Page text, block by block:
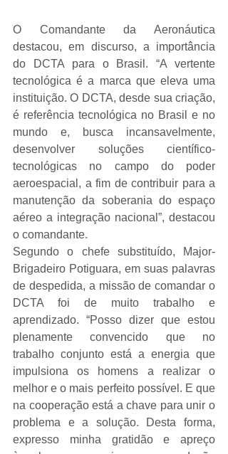
O Comandante da Aeronáutica
destacou, em discurso, a importância
do DCTA para o Brasil. “A vertente
tecnológica é a marca que eleva uma
instituição. O DCTA, desde sua criação,
é referência tecnológica no Brasil e no
mundo e, busca incansavelmente,
desenvolver soluções científico-
tecnológicas no campo do poder
aeroespacial, a fim de contribuir para a
manutenção da soberania do espaço
aéreo a integração nacional”, destacou
o comandante.
Segundo o chefe substituído, Major-
Brigadeiro Potiguara, em suas palavras
de despedida, a missão de comandar o
DCTA foi de muito trabalho e
aprendizado. “Posso dizer que estou
plenamente convencido que no
trabalho conjunto está a energia que
impulsiona os homens a realizar o
melhor e o mais perfeito possível. E que
na cooperação está a chave para unir o
problema e a solução. Desta forma,
expresso minha gratidão e apreço